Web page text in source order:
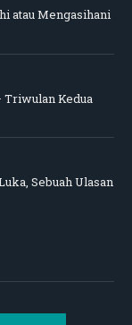
atau Mengasihani
Triwulan Kedua
Sebuah Ulasan